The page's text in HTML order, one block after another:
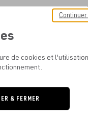
de cookies et
& FERMER